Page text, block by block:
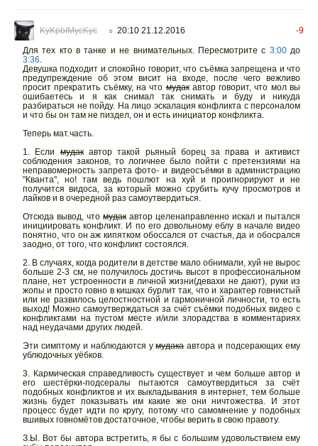
KyKpbIMycKyc ○ 20:10 21.12.2016
-9
Для тех кто в танке и не внимательных. Пересмотрите с 3:00до
3:36.
Девушка подходит и спокойно говорит, что съёмка запрещена и что
предупреждение об этом висит на входе, после чего вежливо
просит прекратить съёмку, на чтомудакавтор говорит, что мол вы
ошибаетесь и я как снимал так снимать и буду и никуда
разбираться не пойду. На лицо эскалация конфликта с персоналом
и что бы он там не пиздел, он и есть инициатор конфликта.
Теперь мат.часть.
1. Еслимудакавтор такой рьяный борец за права и активист
соблюдения законов, то логичнее было пойти с претензиями на
неправомерность запрета фото- и видеосъёмки в администрацию
"Кванта", но! там ведь пошлют на хуй и проигнорируют и не
получится видоса, за который можно срубить кучу просмотров и
лайков и в очередной раз самоутвердиться.
Отсюда вывод, что мудак автор целенаправленно искал и пытался
инициировать конфликт. И по его довольному еблу в начале видео
понятно, что он аж кипятком обоссался от счастья, да и обосрался
заодно, от того, что конфликт состоялся.
2. В случаях, когда родители в детстве мало обнимали, хуй не вырос
больше 2-3 см, не получилось достичь высот в профессиональном
плане, нет устроенности в личной жизни(девахи не дают), руки из
жопы и просто говно в кишках бурлит так, что и характер говнистый
или не развилось целостностной и гармоничной личности, то есть
выход! Можно самоутверждаться за счёт съёмки подобных видео с
конфликтами на пустом месте и/или злорадства в комментариях
над неудачами других людей.
Эти симптому и наблюдаются умудакаавтора и подсерающих ему
ублюдочных уёбков.
3. Кармическая справедливость существует и чем больше автор и
его шестёрки-подсералы пытаются самоутвердиться за счёт
подобных конфликтов и их выкладывания в интернет, тем больше
жизнь будет показывать им какие же они ничтожества. И этот
процесс будет идти по кругу, потому что самомнение у подобных
вшивых говномётов достаточное, чтобы верить в свою правоту.
З.Ы. Вот бы автора встретить, я бы с большим удовольствием ему